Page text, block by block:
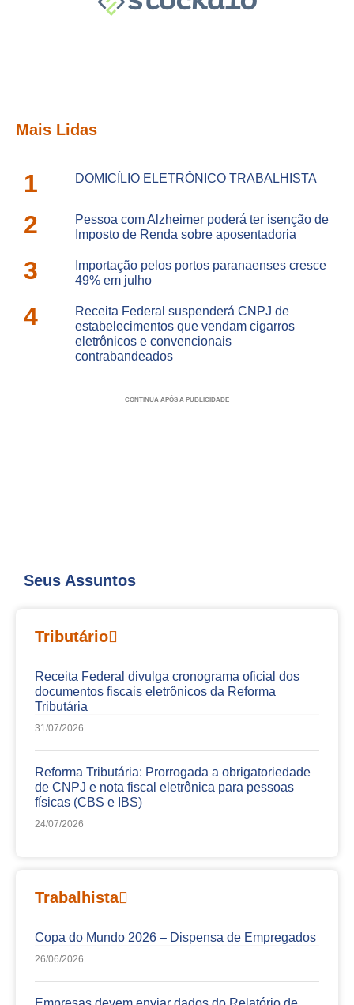
Mais Lidas
1 DOMICÍLIO ELETRÔNICO TRABALHISTA
2
Pessoa com Alzheimer poderá ter isenção de
Imposto de Renda sobre aposentadoria
3
Importação pelos portos paranaenses cresce
49% em julho
4
Receita Federal suspenderá CNPJ de
estabelecimentos que vendam cigarros
eletrônicos e convencionais
contrabandeados
CONTINUA APÓS A PUBLICIDADE
Seus Assuntos
Tributário
Receita Federal divulga cronograma oficial dos
documentos fiscais eletrônicos da Reforma
Tributária
31/07/2026
Reforma Tributária: Prorrogada a obrigatoriedade
de CNPJ e nota fiscal eletrônica para pessoas
físicas (CBS e IBS)
24/07/2026
Trabalhista
Copa do Mundo 2026 – Dispensa de Empregados
26/06/2026